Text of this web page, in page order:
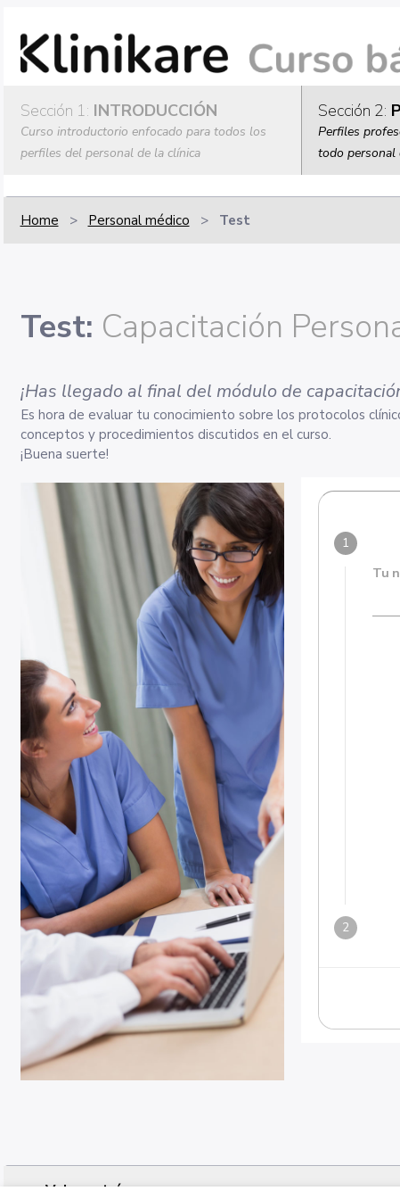
Sección 1: INTRODUCCIÓN
Curso introductorio enfocado para todos los
perfiles del personal de la clínica
Sección 2:
Perfiles
todo personal
Home > Personal médico > Test
Test: Capacitación
¡Has llegado al final del módulo de
Es hora de evaluar tu conocimiento sobre los protocolos
conceptos y procedimientos discutidos en el curso.
¡Buena suerte!
Tu
<< Volver atrás